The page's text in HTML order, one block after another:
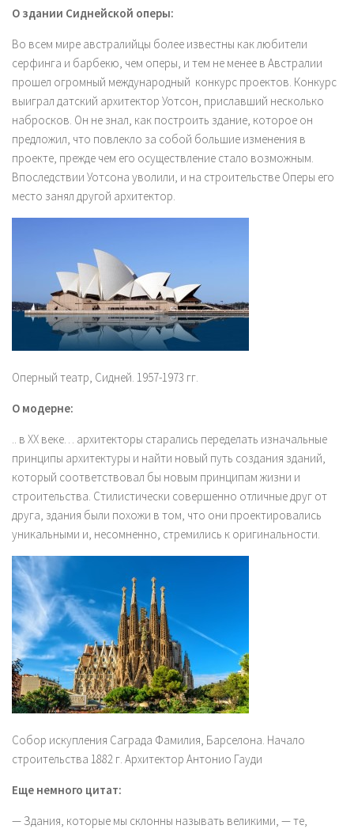
О здании Сиднейской оперы:
Во всем мире австралийцы более известны как любители
серфинга и барбекю, чем оперы, и тем не менее в Австралии
прошел огромный международный конкурс проектов. Конкурс
выиграл датский архитектор Уотсон, приславший несколько
набросков. Он не знал, как построить здание, которое он
предложил, что повлекло за собой большие изменения в
проекте, прежде чем его осуществление стало возможным.
Впоследствии Уотсона уволили, и на строительстве Оперы его
место занял другой архитектор.
Оперный театр, Сидней. 1957-1973 гг.
О модерне:
.. в XX веке… архитекторы старались переделать изначальные
принципы архитектуры и найти новый путь создания зданий,
который соответствовал бы новым принципам жизни и
строительства. Стилистически совершенно отличные друг от
друга, здания были похожи в том, что они проектировались
уникальными и, несомненно, стремились к оригинальности.
Собор искупления Саграда Фамилия, Барселона. Начало
строительства 1882 г. Архитектор Антонио Гауди
Еще немного цитат:
— Здания, которые мы склонны называть великими, — те,